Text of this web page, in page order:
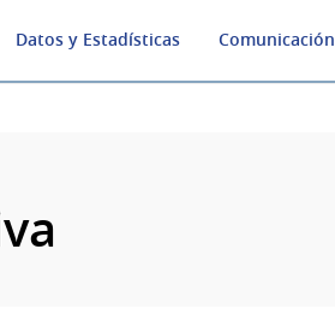
Datos y Estadísticas Comunicación